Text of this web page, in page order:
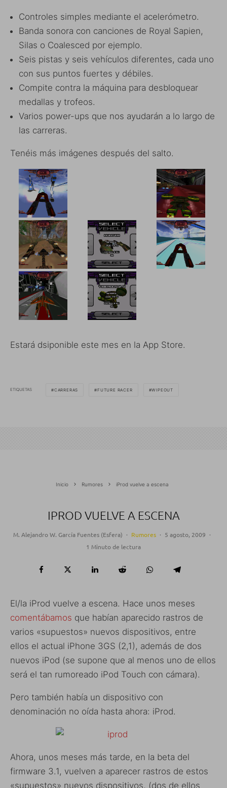
Controles simples mediante el acelerómetro.
Banda sonora con canciones de Royal Sapien,
Silas o Coalesced por ejemplo.
Seis pistas y seis vehículos diferentes, cada uno
con sus puntos fuertes y débiles.
Compite contra la máquina para desbloquear
medallas y trofeos.
Varios power-ups que nos ayudarán a lo largo de
las carreras.
Tenéis más imágenes después del salto.
Estará dsiponible este mes en la App Store.
ETIQUETAS CARRERAS FUTURE RACER WIPEOUT
Inicio Rumores iProd vuelve a escena
IPROD VUELVE A ESCENA
M. Alejandro W. García Fuentes (Esfera) · Rumores · 5 agosto, 2009 ·
1 Minuto de lectura
El/la iProd vuelve a escena. Hace unos meses
comentábamos que habían aparecido rastros de
varios «supuestos» nuevos dispositivos, entre
ellos el actual iPhone 3GS (2,1), además de dos
nuevos iPod (se supone que al menos uno de ellos
será el tan rumoreado iPod Touch con cámara).
Pero también había un dispositivo con
denominación no oída hasta ahora: iProd.
Ahora, unos meses más tarde, en la beta del
firmware 3.1, vuelven a aparecer rastros de estos
«supuestos» nuevos dispositivos, (dos de ellos